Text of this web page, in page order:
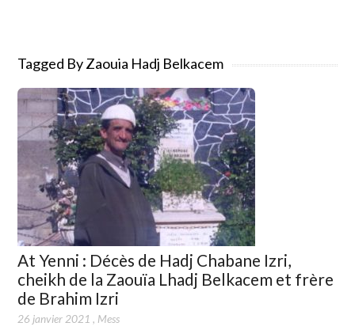
Tagged By Zaouia Hadj Belkacem
At Yenni : Décès de Hadj Chabane Izri,
cheikh de la Zaouïa Lhadj Belkacem et frère
de Brahim Izri
26 janvier 2021 , Mess